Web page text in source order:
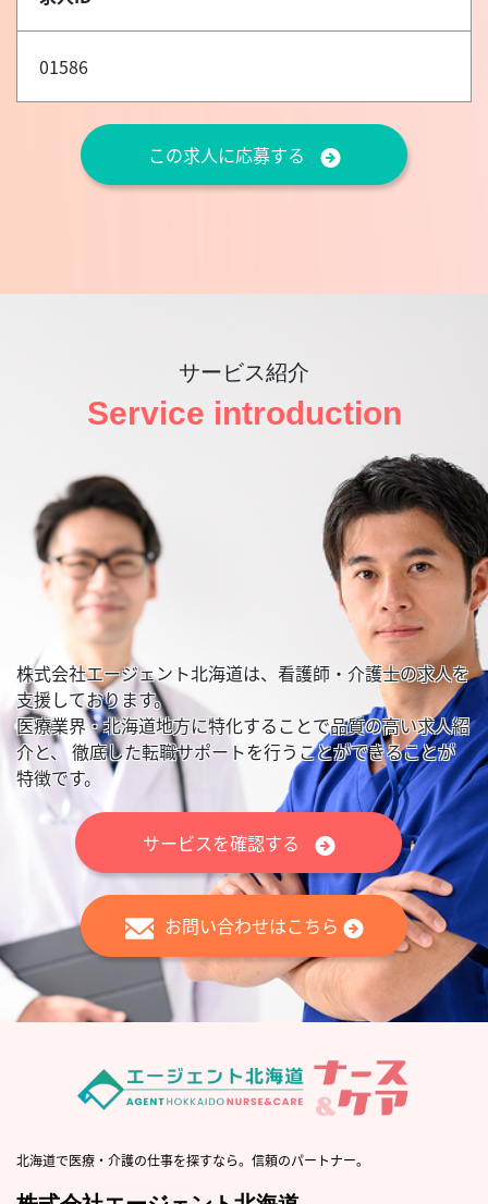
01586
この求人に応募する
サービス紹介
Service introduction
株式会社エージェント北海道は、看護師・介護士の求人を
支援しております。
医療業界・北海道地方に特化することで品質の高い求人紹
介と、 徹底した転職サポートを行うことができることが
特徴です。
サービスを確認する
お問い合わせはこちら
北海道で医療・介護の仕事を探すなら。信頼のパートナー。